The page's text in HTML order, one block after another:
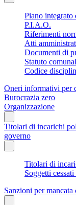
Piano integrato
P.I.A.O.
Riferimenti
Atti
Documenti di
Statuto
Codice
Oneri informativi per
Burocrazia zero
Organizzazione
Titolari di incarichi
governo
Titolari di
Soggetti
Sanzioni per